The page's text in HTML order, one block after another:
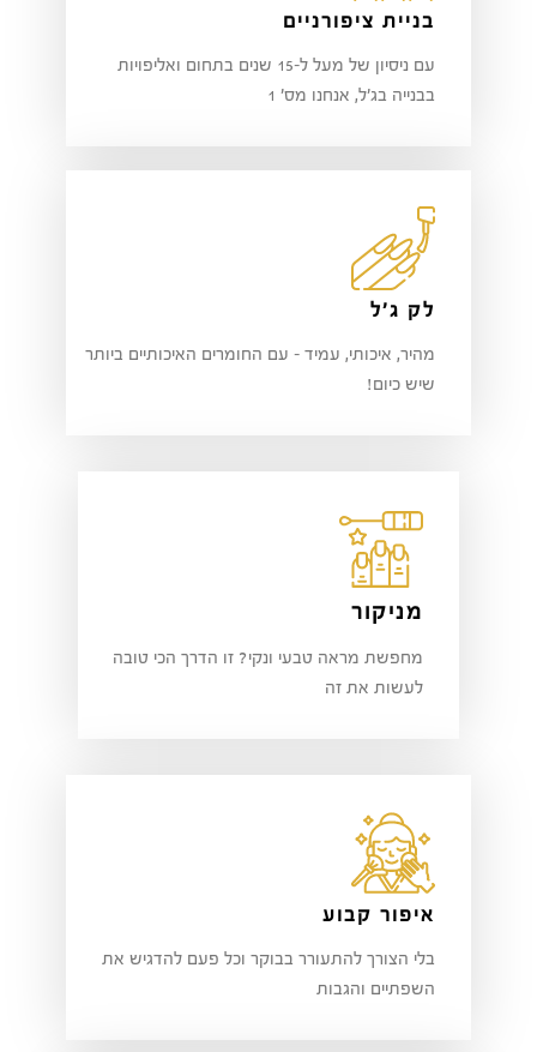
בניית ציפורניים
עם ניסיון של מעל ל-15 שנים בתחום ואליפויות
בבנייה בג'ל, אנחנו מס' 1
לק ג'ל
מהיר, איכותי, עמיד - עם החומרים האיכותיים ביותר
שיש כיום!
מניקור
מחפשת מראה טבעי ונקי? זו הדרך הכי טובה
לעשות את זה
איפור קבוע
בלי הצורך להתעורר בבוקר וכל פעם להדגיש את
השפתיים והגבות